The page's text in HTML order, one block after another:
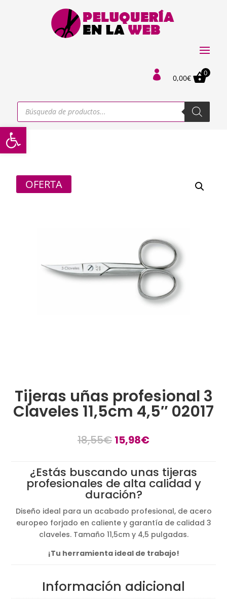
Abrir barra de herramientas
 0,00€
0
Búsqueda
productos
OFERTA
Tijeras uñas profesional 3
Claveles 11,5cm 4,5″ 02017
18,55€ El
era:
18,55€.
15,98€El
es:
15,98€.
¿Estás buscando unas tijeras
profesionales de alta calidad y
duración?
Diseño ideal para un acabado profesional, de acero
europeo forjado en caliente y garantía de calidad 3
claveles. Tamaño 11,5cm y 4,5 pulgadas.
¡Tu herramienta ideal de trabajo!
Información adicional